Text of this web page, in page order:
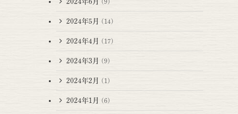
(9)
2024年5月 (14)
2024年4月 (17)
2024年3月 (9)
2024年2月 (1)
2024年1月 (6)